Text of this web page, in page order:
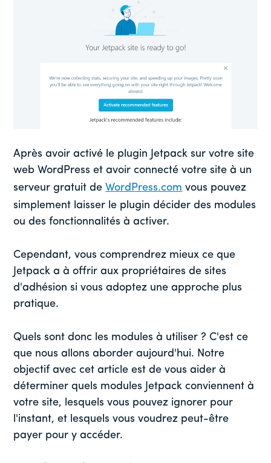
Après avoir activé le plugin Jetpack sur votre site
web WordPress et avoir connecté votre site à un
serveur gratuit deWordPress.com vous pouvez
simplement laisser le plugin décider des modules
ou des fonctionnalités à activer.
Cependant, vous comprendrez mieux ce que
Jetpack a à offrir aux propriétaires de sites
d'adhésion si vous adoptez une approche plus
pratique.
Quels sont donc les modules à utiliser ? C'est ce
que nous allons aborder aujourd'hui. Notre
objectif avec cet article est de vous aider à
déterminer quels modules Jetpack conviennent à
votre site, lesquels vous pouvez ignorer pour
l'instant, et lesquels vous voudrez peut-être
payer pour y accéder.